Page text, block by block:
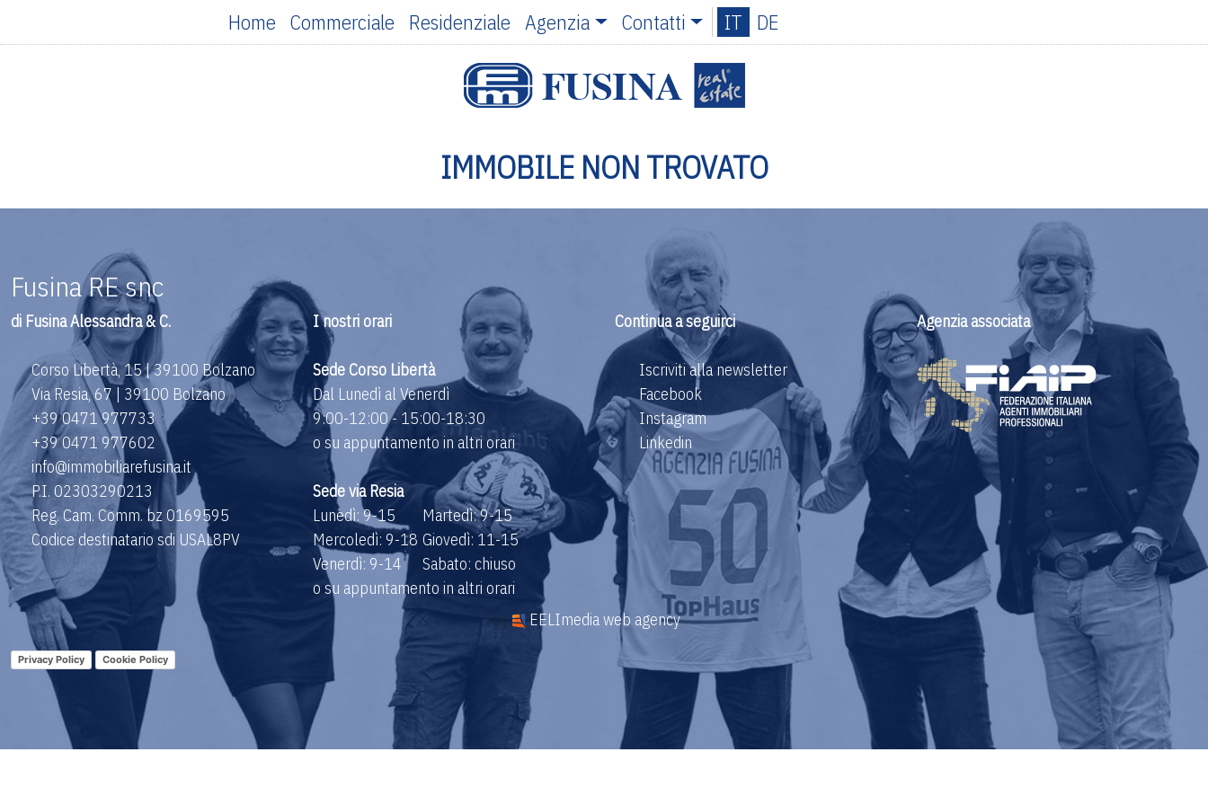
Home Commerciale Residenziale Agenzia Contatti IT DE
IMMOBILE NON TROVATO
Fusina RE snc
di Fusina Alessandra & C.
Corso Libertà, 15 | 39100 Bolzano
Via Resia, 67 | 39100 Bolzano
+39 0471 977733
+39 0471 977602
info@immobiliarefusina.it
P.I. 02303290213
Reg. Cam. Comm. bz 0169595
Codice destinatario sdi USAL8PV
I nostri orari
Sede Corso Libertà
Dal Lunedì al Venerdì
9:00-12:00 - 15:00-18:30
o su appuntamento in altri orari
Sede via Resia
Lunedì: 9-15
Martedì: 9-15
Mercoledì: 9-18 Giovedì: 11-15
Venerdì: 9-14
Sabato: chiuso
o su appuntamento in altri orari
Continua a seguirci
Iscriviti alla newsletter
Facebook
Instagram
Linkedin
Agenzia associata
by EELImedia web agency
Privacy Policy Cookie Policy